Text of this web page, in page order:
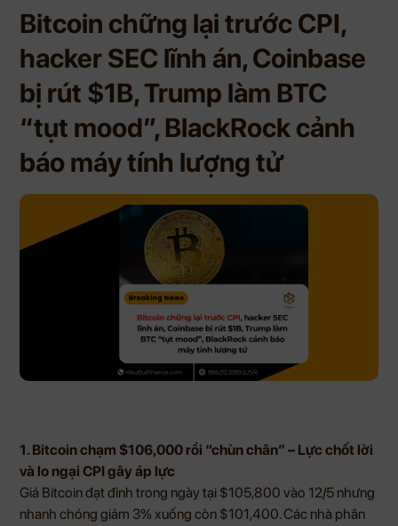
Bitcoin chững lại trước CPI,
hacker SEC lĩnh án, Coinbase
bị rút $1B, Trump làm BTC
“tụt mood”, BlackRock cảnh
báo máy tính lượng tử
1. Bitcoin chạm $106,000 rồi “chùn chân” – Lực chốt lời
và lo ngại CPI gây áp lực
Giá Bitcoin đạt đỉnh trong ngày tại $105,800 vào 12/5 nhưng
nhanh chóng giảm 3% xuống còn $101,400. Các nhà phân